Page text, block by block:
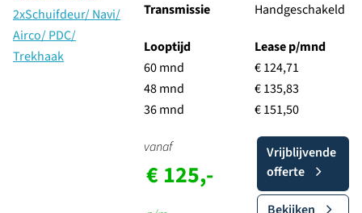
Transmissie
Handgeschakeld
Looptijd
60 mnd
48 mnd
36 mnd
Lease p/mnd
€ 124,71
€ 135,83
€ 151,50
vanaf
€ 125,-
Vrijblijvende
offerte